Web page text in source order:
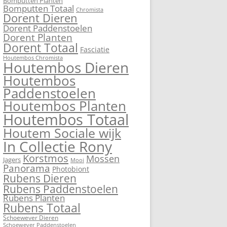
Bomputten Totaal Chromista
Dorent Dieren
Dorent Paddenstoelen
Dorent Planten
Dorent Totaal Fasciatie
Houtembos Chromista
Houtembos Dieren
Houtembos
Paddenstoelen
Houtembos Planten
Houtembos Totaal
Houtem Sociale wijk
In Collectie Rony
Jagers Korstmos Mooi Mossen
Panorama Photobiont
Rubens Dieren
Rubens Paddenstoelen
Rubens Planten
Rubens Totaal
Schoewever Dieren
Schoewever Paddenstoelen